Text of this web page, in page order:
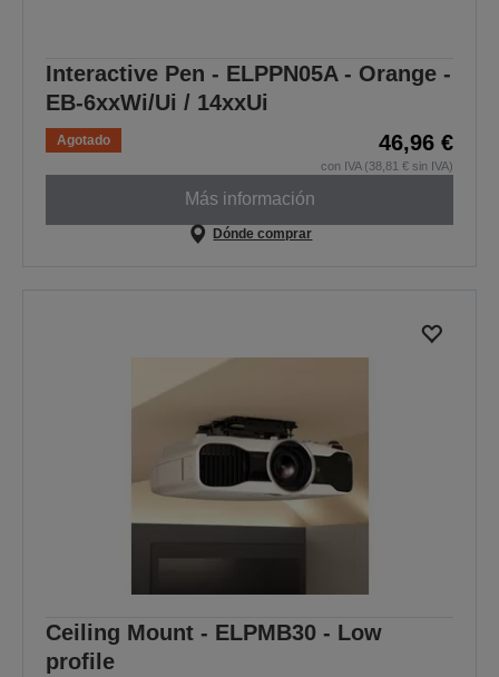
Interactive Pen - ELPPN05A - Orange -
EB-6xxWi/Ui / 14xxUi
Agotado 46,96 €
con IVA (38,81 € sin IVA)
Más información
Dónde comprar
Ceiling Mount - ELPMB30 - Low
profile